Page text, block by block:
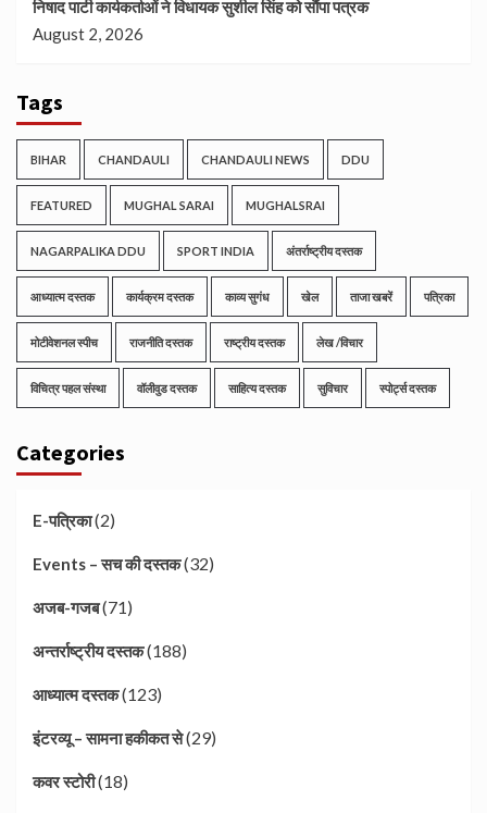
निषाद पार्टी कार्यकर्ताओं ने विधायक सुशील सिंह को सौंपा पत्रक
August 2, 2026
Tags
BIHAR CHANDAULI CHANDAULI NEWS DDU
FEATURED MUGHAL SARAI MUGHALSRAI
NAGARPALIKA DDU SPORT INDIA अंतर्राष्ट्रीय दस्तक
आध्यात्म दस्तक कार्यक्रम दस्तक काव्य सुगंध खेल ताजा खबरें पत्रिका
मोटीवेशनल स्पीच राजनीति दस्तक राष्ट्रीय दस्तक लेख /विचार
विचित्र पहल संस्था वॉलीवुड दस्तक साहित्य दस्तक सुविचार स्पोर्ट्स दस्तक
Categories
E-पत्रिका(2)
Events – सच की दस्तक(32)
अजब-गजब(71)
अन्तर्राष्ट्रीय दस्तक(188)
आध्यात्म दस्तक(123)
इंटरव्यू – सामना हकीकत से(29)
कवर स्टोरी(18)